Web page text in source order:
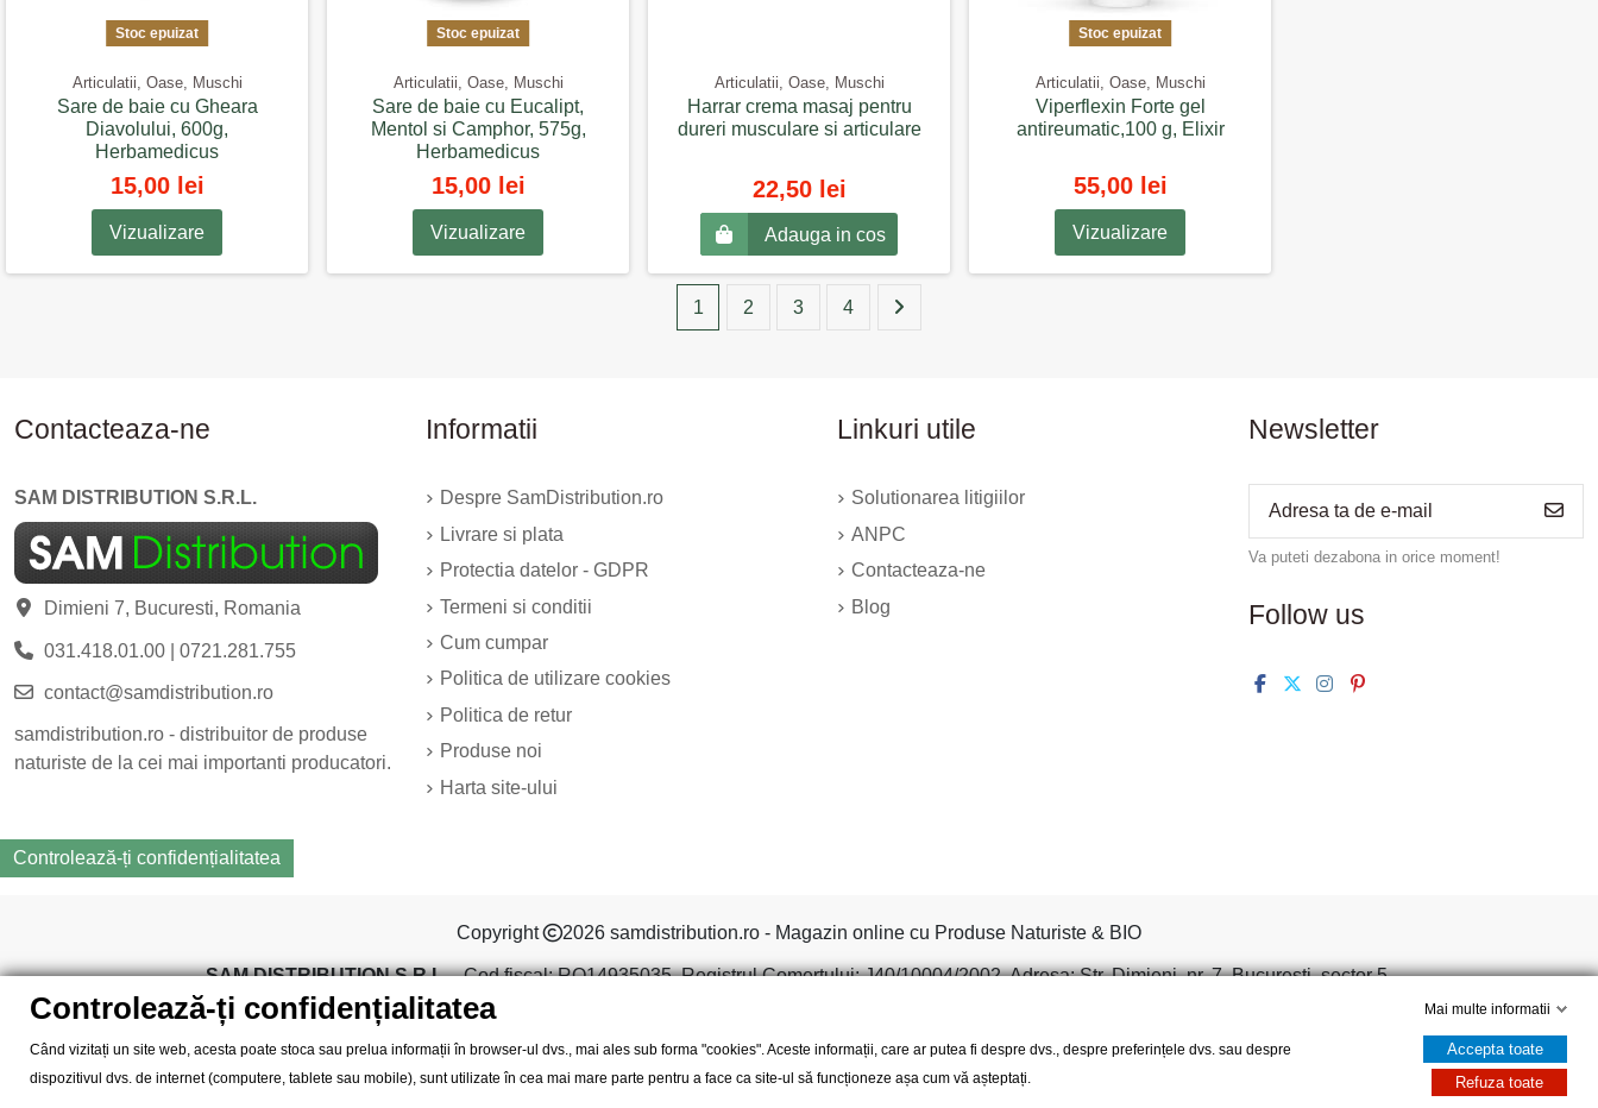
Stoc epuizat
Articulatii, Oase, Muschi
Sare de baie cu Gheara
Diavolului, 600g,
Herbamedicus
15,00 lei
Vizualizare
Stoc epuizat
Articulatii, Oase, Muschi
Sare de baie cu Eucalipt,
Mentol si Camphor, 575g,
Herbamedicus
15,00 lei
Vizualizare
Articulatii, Oase, Muschi
Harrar crema masaj pentru
dureri musculare si articulare
22,50 lei
Adauga in cos
Stoc epuizat
Articulatii, Oase, Muschi
Viperflexin Forte gel
antireumatic,100 g, Elixir
55,00 lei
Vizualizare
1 2 3 4
Contacteaza-ne
SAM DISTRIBUTION S.R.L.
Dimieni 7, Bucuresti, Romania
031.418.01.00| 0721.281.755
contact@samdistribution.ro
samdistribution.ro - distribuitor de produse
naturiste de la cei mai importanti producatori.
Informatii
Despre SamDistribution.ro
Livrare si plata
Protectia datelor - GDPR
Termeni si conditii
Cum cumpar
Politica de utilizare cookies
Politica de retur
Produse noi
Harta site-ului
Linkuri utile
Solutionarea litigiilor
ANPC
Contacteaza-ne
Blog
Newsletter
Va puteti dezabona in orice moment!
Follow us
Controlează-ți confidențialitatea
Copyright 2026 samdistribution.ro - Magazin online cu Produse Naturiste & BIO
SAM DISTRIBUTION S.R.L.- Cod fiscal: RO14935035, Registrul Comertului: J40/10004/2002, Adresa: Str. Dimieni, nr. 7, Bucuresti, sector 5.
Controlează-ți confidențialitatea
Când vizitați un site web, acesta poate stoca sau prelua informații în browser-ul dvs., mai ales sub forma "cookies". Aceste informații, care ar putea fi despre dvs., despre preferințele dvs. sau despre
dispozitivul dvs. de internet (computere, tablete sau mobile), sunt utilizate în cea mai mare parte pentru a face ca site-ul să funcționeze așa cum vă așteptați.
Mai multe informatii
Accepta toate
Refuza toate